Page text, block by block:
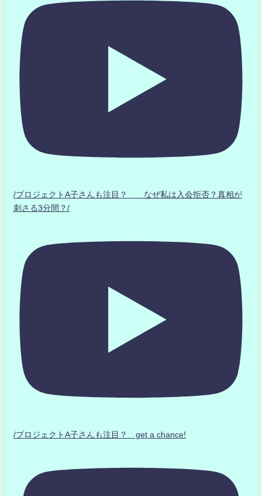
/プロジェクトA子さんも注目？ なぜ私は入会拒否？真相が
刺さる3分間？/
/プロジェクトA子さんも注目？ get a chance!